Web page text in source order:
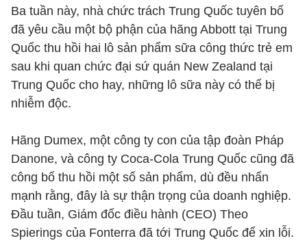
Ba tuần này, nhà chức trách Trung Quốc tuyên bố
đã yêu cầu một bộ phận của hãng Abbott tại Trung
Quốc thu hồi hai lô sản phẩm sữa công thức trẻ em
sau khi quan chức đại sứ quán New Zealand tại
Trung Quốc cho hay, những lô sữa này có thể bị
nhiễm độc.
Hãng Dumex, một công ty con của tập đoàn Pháp
Danone, và công ty Coca-Cola Trung Quốc cũng đã
công bố thu hồi một số sản phẩm, dù đều nhấn
mạnh rằng, đây là sự thận trọng của doanh nghiệp.
Đầu tuần, Giám đốc điều hành (CEO) Theo
Spierings của Fonterra đã tới Trung Quốc để xin lỗi.